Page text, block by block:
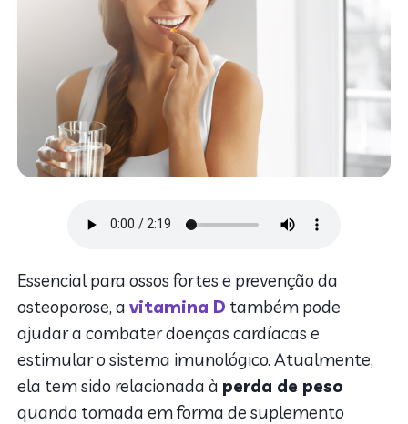
Essencial para ossos fortes e prevenção da
osteoporose, avitamina D também pode
ajudar a combater doenças cardíacas e
estimular o sistema imunológico. Atualmente,
ela tem sido relacionada à perda de peso
quando tomada em forma de suplemento